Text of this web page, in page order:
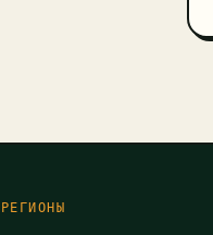
РЕГИОНЫ